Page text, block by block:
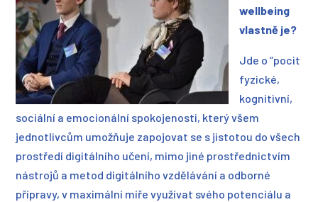
wellbeing
vlastně je?
Jde o “pocit
fyzické,
kognitivní,
sociální a emocionální spokojenosti, který všem
jednotlivcům umožňuje zapojovat se s jistotou do všech
prostředí digitálního učení, mimo jiné prostřednictvím
nástrojů a metod digitálního vzdělávání a odborné
přípravy, v maximální míře využívat svého potenciálu a